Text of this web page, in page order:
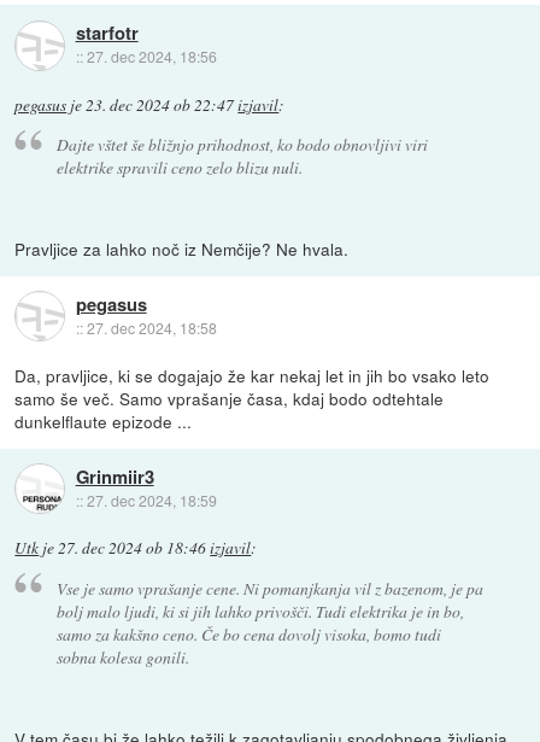
starfotr
::27. dec 2024, 18:56
pegasus je23. dec 2024 ob 22:47izjavil:
Dajte vštet še bližnjo prihodnost, ko bodo obnovljivi viri
elektrike spravili ceno zelo blizu nuli.
Pravljice za lahko noč iz Nemčije? Ne hvala.
pegasus
::27. dec 2024, 18:58
Da, pravljice, ki se dogajajo že kar nekaj let in jih bo vsako leto
samo še več. Samo vprašanje časa, kdaj bodo odtehtale
dunkelflaute epizode ...
Grinmiir3
::27. dec 2024, 18:59
Utk je27. dec 2024 ob 18:46izjavil:
Vse je samo vprašanje cene. Ni pomanjkanja vil z bazenom, je pa
bolj malo ljudi, ki si jih lahko privošči. Tudi elektrika je in bo,
samo za kakšno ceno. Če bo cena dovolj visoka, bomo tudi
sobna kolesa gonili.